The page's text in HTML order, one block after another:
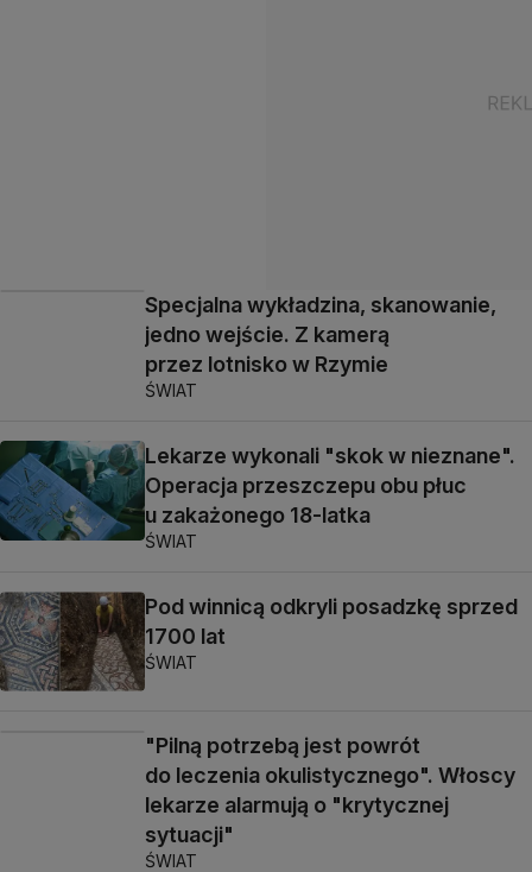
Specjalna wykładzina, skanowanie,
jedno wejście. Z kamerą
przez lotnisko w Rzymie
ŚWIAT
Lekarze wykonali "skok w nieznane".
Operacja przeszczepu obu płuc
u zakażonego 18-latka
ŚWIAT
Pod winnicą odkryli posadzkę sprzed
1700 lat
ŚWIAT
"Pilną potrzebą jest powrót
do leczenia okulistycznego". Włoscy
lekarze alarmują o "krytycznej
sytuacji"
ŚWIAT